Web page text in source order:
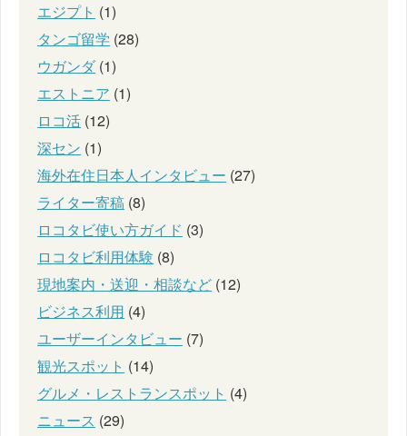
エジプト (1)
タンゴ留学 (28)
ウガンダ(1)
エストニア (1)
ロコ活 (12)
深セン (1)
海外在住日本人インタビュー (27)
ライター寄稿 (8)
ロコタビ使い方ガイド (3)
ロコタビ利用体験 (8)
現地案内・送迎・相談など (12)
ビジネス利用 (4)
ユーザーインタビュー (7)
観光スポット (14)
グルメ・レストランスポット (4)
ニュース (29)